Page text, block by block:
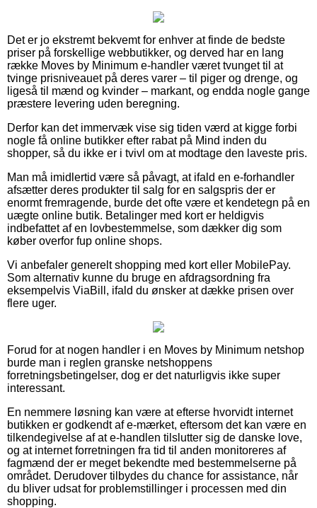
Det er jo ekstremt bekvemt for enhver at finde de bedste
priser på forskellige webbutikker, og derved har en lang
række Moves by Minimum e-handler været tvunget til at
tvinge prisniveauet på deres varer – til piger og drenge, og
ligeså til mænd og kvinder – markant, og endda nogle gange
præstere levering uden beregning.
Derfor kan det immervæk vise sig tiden værd at kigge forbi
nogle få online butikker efter rabat på Mind inden du
shopper, så du ikke er i tvivl om at modtage den laveste pris.
Man må imidlertid være så påvagt, at ifald en e-forhandler
afsætter deres produkter til salg for en salgspris der er
enormt fremragende, burde det ofte være et kendetegn på en
uægte online butik. Betalinger med kort er heldigvis
indbefattet af en lovbestemmelse, som dækker dig som
køber overfor fup online shops.
Vi anbefaler generelt shopping med kort eller MobilePay.
Som alternativ kunne du bruge en afdragsordning fra
eksempelvis ViaBill, ifald du ønsker at dække prisen over
flere uger.
Forud for at nogen handler i en Moves by Minimum netshop
burde man i reglen granske netshoppens
forretningsbetingelser, dog er det naturligvis ikke super
interessant.
En nemmere løsning kan være at efterse hvorvidt internet
butikken er godkendt af e-mærket, eftersom det kan være en
tilkendegivelse af at e-handlen tilslutter sig de danske love,
og at internet forretningen fra tid til anden monitoreres af
fagmænd der er meget bekendte med bestemmelserne på
området. Derudover tilbydes du chance for assistance, når
du bliver udsat for problemstillinger i processen med din
shopping.